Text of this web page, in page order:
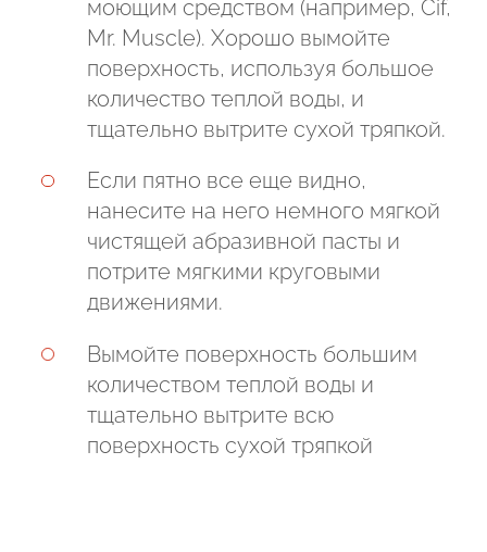
моющим средством (например, Cif,
Mr. Muscle). Хорошо вымойте
поверхность, используя большое
количество теплой воды, и
тщательно вытрите сухой тряпкой.
Если пятно все еще видно,
нанесите на него немного мягкой
чистящей абразивной пасты и
потрите мягкими круговыми
движениями.
Вымойте поверхность большим
количеством теплой воды и
тщательно вытрите всю
поверхность сухой тряпкой